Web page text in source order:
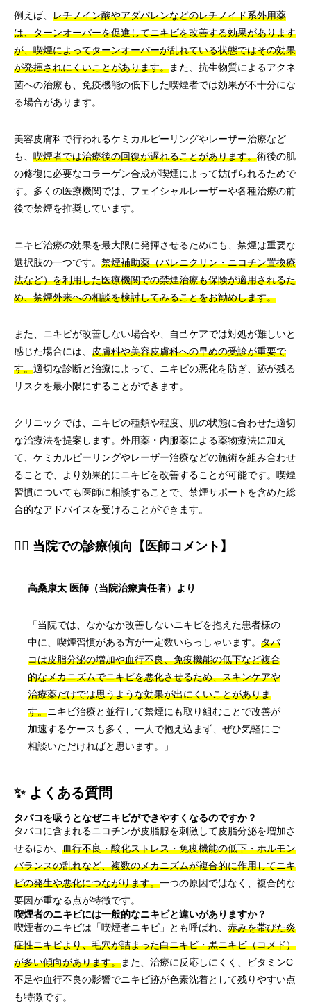
例えば、 レチノイン酸やアダパレンなどのレチノイド系外用薬
は、ターンオーバーを促進してニキビを改善する効果があります
が、喫煙によってターンオーバーが乱れている状態ではその効果
が発揮されにくいことがあります。また、抗生物質によるアクネ
菌への治療も、免疫機能の低下した喫煙者では効果が不十分にな
る場合があります。
美容皮膚科で行われるケミカルピーリングやレーザー治療など
も、 喫煙者では治療後の回復が遅れることがあります。術後の肌
の修復に必要なコラーゲン合成が喫煙によって妨げられるためで
す。多くの医療機関では、フェイシャルレーザーや各種治療の前
後で禁煙を推奨しています。
ニキビ治療の効果を最大限に発揮させるためにも、禁煙は重要な
選択肢の一つです。 禁煙補助薬（バレニクリン・ニコチン置換療
法など）を利用した医療機関での禁煙治療も保険が適用されるた
め、禁煙外来への相談を検討してみることをお勧めします。
また、ニキビが改善しない場合や、自己ケアでは対処が難しいと
感じた場合には、 皮膚科や美容皮膚科への早めの受診が重要で
す。適切な診断と治療によって、ニキビの悪化を防ぎ、跡が残る
リスクを最小限にすることができます。
クリニックでは、ニキビの種類や程度、肌の状態に合わせた適切
な治療法を提案します。外用薬・内服薬による薬物療法に加え
て、ケミカルピーリングやレーザー治療などの施術を組み合わせ
ることで、より効果的にニキビを改善することが可能です。喫煙
習慣についても医師に相談することで、禁煙サポートを含めた総
合的なアドバイスを受けることができます。
👨‍⚕️ 当院での診療傾向【医師コメント】
高桑康太 医師（当院治療責任者）より
「当院では、なかなか改善しないニキビを抱えた患者様の
中に、喫煙習慣がある方が一定数いらっしゃいます。 タバ
コは皮脂分泌の増加や血行不良、免疫機能の低下など複合
的なメカニズムでニキビを悪化させるため、スキンケアや
治療薬だけでは思うような効果が出にくいことがありま
す。ニキビ治療と並行して禁煙にも取り組むことで改善が
加速するケースも多く、一人で抱え込まず、ぜひ気軽にご
相談いただければと思います。」
✨ よくある質問
タバコを吸うとなぜニキビができやすくなるのですか？
タバコに含まれるニコチンが皮脂腺を刺激して皮脂分泌を増加さ
せるほか、 血行不良・酸化ストレス・免疫機能の低下・ホルモン
バランスの乱れなど、複数のメカニズムが複合的に作用してニキ
ビの発生や悪化につながります。一つの原因ではなく、複合的な
要因が重なる点が特徴です。
喫煙者のニキビには一般的なニキビと違いがありますか？
喫煙者のニキビは「喫煙者ニキビ」とも呼ばれ、 赤みを帯びた炎
症性ニキビより、毛穴が詰まった白ニキビ・黒ニキビ（コメド）
が多い傾向があります。また、治療に反応しにくく、ビタミンC
不足や血行不良の影響でニキビ跡が色素沈着として残りやすい点
も特徴です。